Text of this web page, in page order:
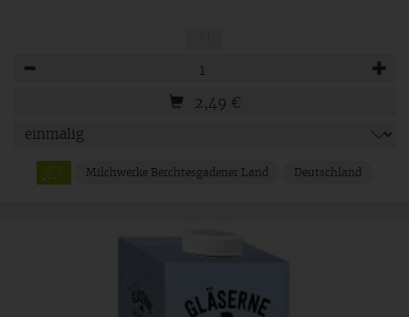
2,49 €
Milchwerke Berchtesgadener Land Deutschland